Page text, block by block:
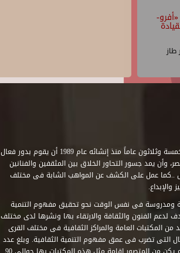
طاز
استطاع صندوق التنمية الثقافية على مدى خمسة وثلاثون عاماً منذ إنشائه عام 1989 أن يقوم بدور فعال
وأن يمد جسور التحاور الخلاق بين المثقفين والفنانين
..كما عمل على الكشف عن المواهب الشابة فى مختلف
ومدروسة فى نفس الوقت نحو تحقيق مفهوم التنمية
لدعم الفنون والثقافة والارتقاء بها ونشرها لدى مختلف
المكتبات العامة والمراكز الثقافية فى مختلف القرى
التى تضرب فى عمق مفهوم التنمية الثقافية. وبلغ عدد